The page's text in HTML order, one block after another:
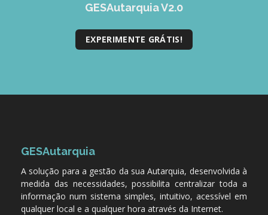
GESAutarquia V2.0
EXPERIMENTE GRÁTIS!
GESAutarquia
A solução para a gestão da sua Autarquia, desenvolvida à
medida das necessidades, possibilita centralizar toda a
informação num sistema simples, intuitivo, acessível em
qualquer local e a qualquer hora através da Internet.